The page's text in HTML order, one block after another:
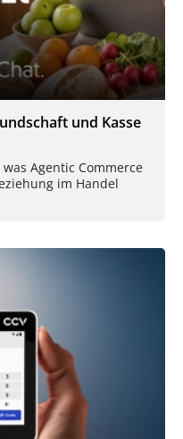
und Kasse
Agentic Commerce
im Handel